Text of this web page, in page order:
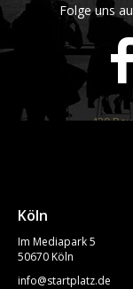
Folge uns
420
Köln
Im Mediapark 5
50670 Köln
info@startplatz.de